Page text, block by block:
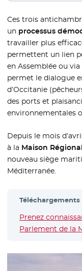
Ces trois
un processus
travailler plus
permettent un lien
en Assemblée ou
permet le dialogue
d’Occitanie
des ports et
environnementales
Depuis le mois
à la Maison
nouveau siège
Méditerranée.
Téléchargements
Prenez
Parlement de la